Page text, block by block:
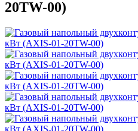
20TW-00)